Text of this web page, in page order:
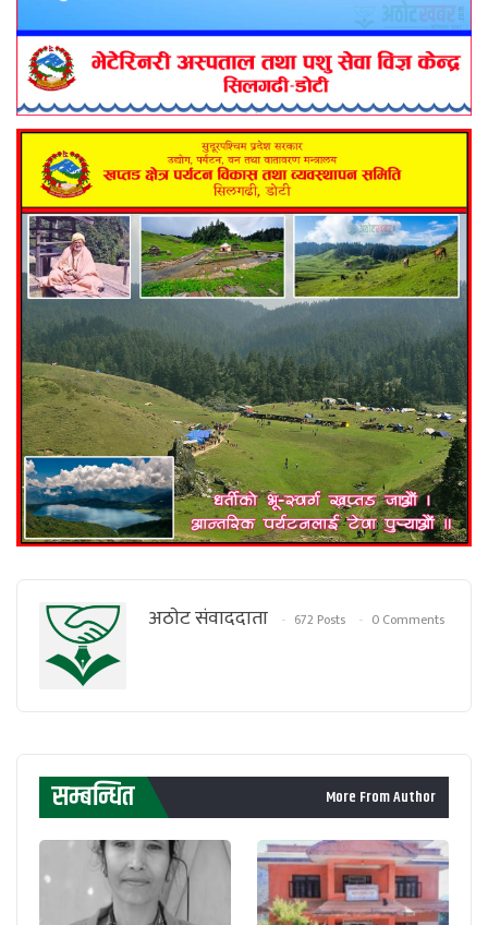
अठाेट संवाददाता 672 Posts 0 Comments
सम्बन्धित More From Author